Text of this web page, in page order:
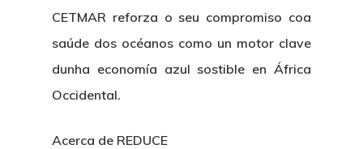
CETMAR reforza o seu compromiso coa
saúde dos océanos como un motor clave
dunha economía azul sostible en África
Occidental.
Acerca de REDUCE
Directorio De Persoal
Padroado
Eventos
Novidades
Proxectos
Publicacións